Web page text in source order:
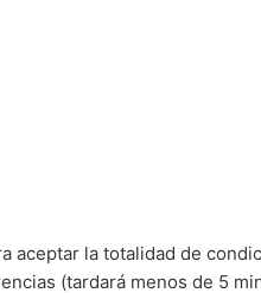
aceptar la totalidad de
(tardará menos de 5